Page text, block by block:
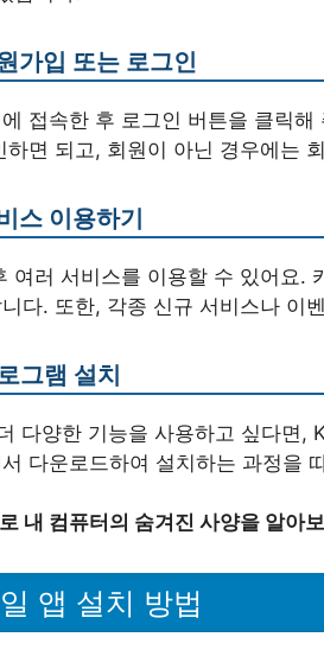
가입 또는 로그인
접속한 후 로그인 버튼을 클릭
하면 되고, 회원이 아닌 경우에는
스 이용하기
여러 서비스를 이용할 수 있어요.
다. 또한, 각종 신규 서비스나 이
그램 설치
다양한 기능을 사용하고 싶다면,
다운로드하여 설치하는 과정을
내 컴퓨터의 숨겨진 사양을 알아
앱 설치 방법